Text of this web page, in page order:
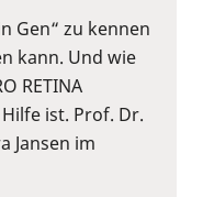
Gen“ zu kennen
kann. Und wie
RETINA
ist. Prof. Dr.
Jansen im